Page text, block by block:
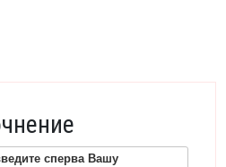
сперва Вашу